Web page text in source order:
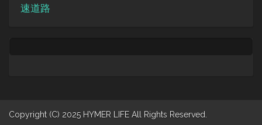
速道路
Copyright (C) 2025 HYMER LIFE All Rights Reserved.